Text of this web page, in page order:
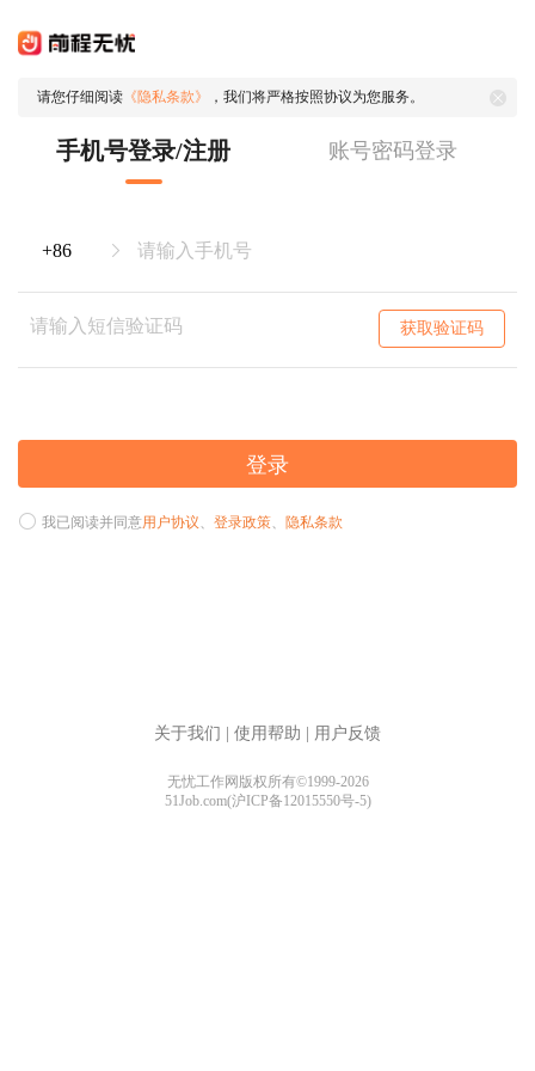
请您仔细阅读 《隐私条款》 ，我们将严格按照协议为您服务。
手机号登录/注册 账号密码登录
获取验证码
登录
我已阅读并同意用户协议、 登录政策、 隐私条款
关于我们 使用帮助 用户反馈
无忧工作网版权所有©1999-2026
51Job.com(沪ICP备12015550号-5)